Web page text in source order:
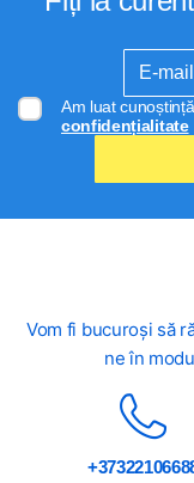
Am luat
confidențialitate
Vom fi bucuroși să
ne în